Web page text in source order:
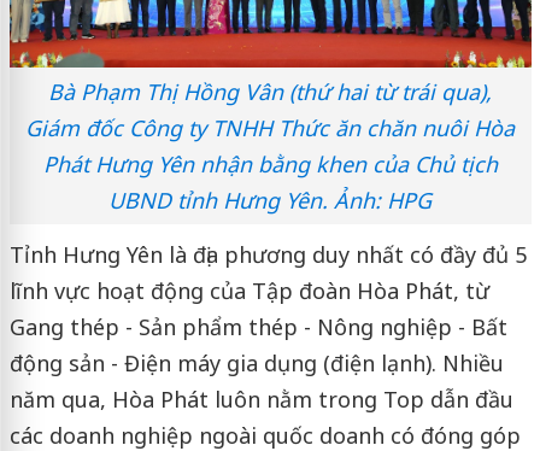
Bà Phạm Thị Hồng Vân (thứ hai từ trái qua),
Giám đốc Công ty TNHH Thức ăn chăn nuôi Hòa
Phát Hưng Yên nhận bằng khen của Chủ tịch
UBND tỉnh Hưng Yên. Ảnh: HPG
Tỉnh Hưng Yên là địa phương duy nhất có đầy đủ 5
lĩnh vực hoạt động của Tập đoàn Hòa Phát, từ
Gang thép - Sản phẩm thép - Nông nghiệp - Bất
động sản - Điện máy gia dụng (điện lạnh). Nhiều
năm qua, Hòa Phát luôn nằm trong Top dẫn đầu
các doanh nghiệp ngoài quốc doanh có đóng góp